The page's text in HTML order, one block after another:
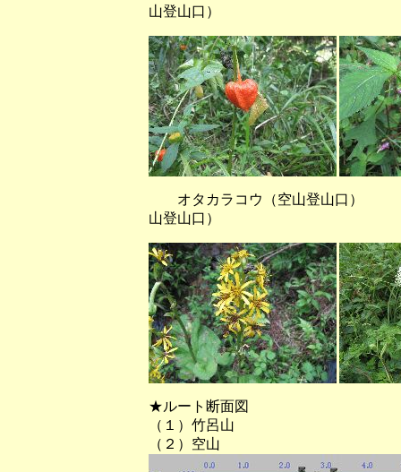
山登山口）
オタカラコウ（空山登山口）
山登山口）
★ルート断面図
（１
（２）空山